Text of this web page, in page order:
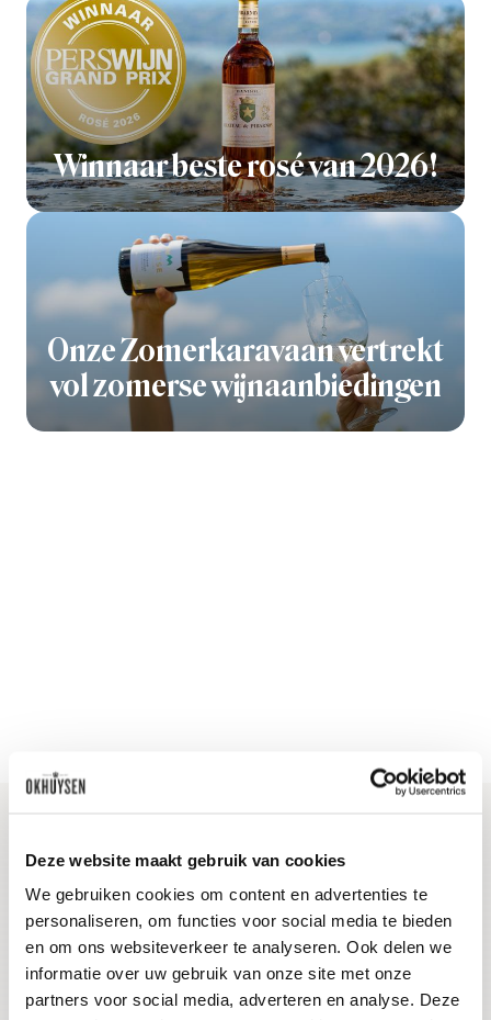
Deze website maakt gebruik van cookies
We gebruiken cookies om content en advertenties te
personaliseren, om functies voor social media te bieden
en om ons websiteverkeer te analyseren. Ook delen we
informatie over uw gebruik van onze site met onze
partners voor social media, adverteren en analyse. Deze
Winnaar beste rosé van 2026!
Onze Zomerkaravaan vertrekt
vol zomerse wijnaanbiedingen
Blijf op de hoogte
Ontvang het laatste wijnnieuws, proeverijen en
evenementen
E-mailadres